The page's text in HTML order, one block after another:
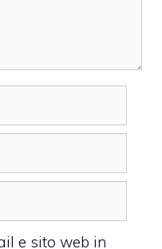
e sito web in